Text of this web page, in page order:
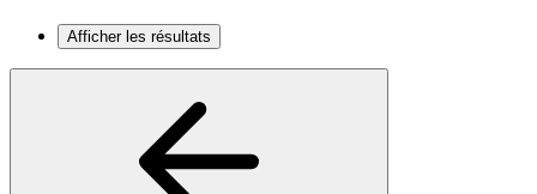
Afficher les résultats